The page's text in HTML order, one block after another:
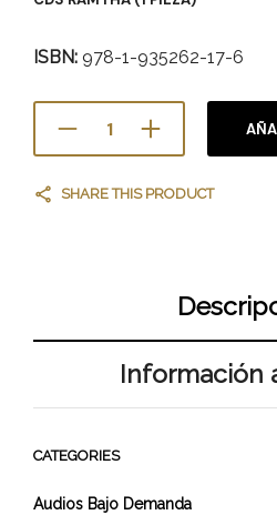
ISBN: 978-1-935262-17-6
SHARE THIS PRODUCT
Información
CATEGORIES
Audios Bajo Demanda